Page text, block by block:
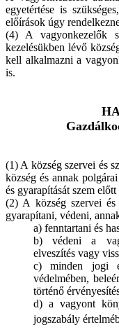
egyetértése is
előírások úgy
(4) A vagyonkezelők
kezelésükben lévő
kell alkalmazni a
is.
(1) A község szervei és
község és annak
és gyarapítását szem előtt
(2) A község szervei és
gyarapítani, védeni,
a) fenntartani és
b) védeni a
elveszítés vagy
c) minden jogi
védelmében,
történő
d) a vagyont
jogszabály